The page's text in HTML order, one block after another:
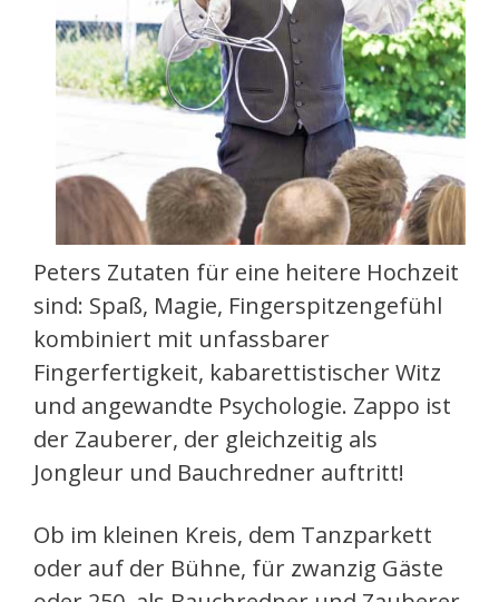
Peters Zutaten für eine heitere Hochzeit
sind: Spaß, Magie, Fingerspitzengefühl
kombiniert mit unfassbarer
Fingerfertigkeit, kabarettistischer Witz
und angewandte Psychologie. Zappo ist
der Zauberer, der gleichzeitig als
Jongleur und Bauchredner auftritt!
Ob im kleinen Kreis, dem Tanzparkett
oder auf der Bühne, für zwanzig Gäste